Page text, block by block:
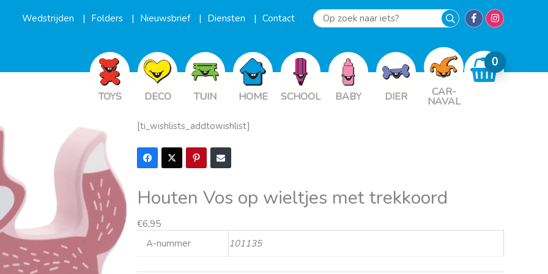
Wedstrijden Folders Nieuwsbrief Diensten Contact
Op
iets?
TOYS DECO TUIN HOME SCHOOL BABY DIER CAR-
NAVAL
[ti_wishlists_addtowishlist]
Houten Vos op wieltjes met trekkoord
€6,95
A-nummer
101135